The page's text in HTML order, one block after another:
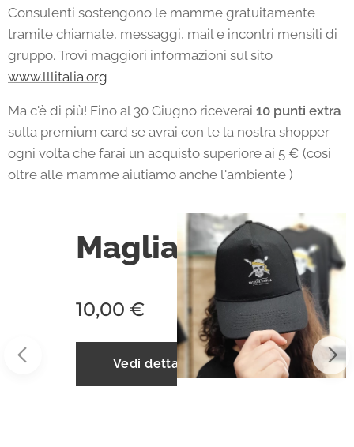
Consulenti sostengono le mamme gratuitamente
tramite chiamate, messaggi, mail e incontri mensili di
gruppo. Trovi maggiori informazioni sul sito
www.lllitalia.org
Ma c'è di più! Fino al 30 Giugno riceverai 10 punti extra
sulla premium card se avrai con te la nostra shopper
ogni volta che farai un acquisto superiore ai 5 € (così
oltre alle mamme aiutiamo anche l'ambiente )
3,00 €
Vedi